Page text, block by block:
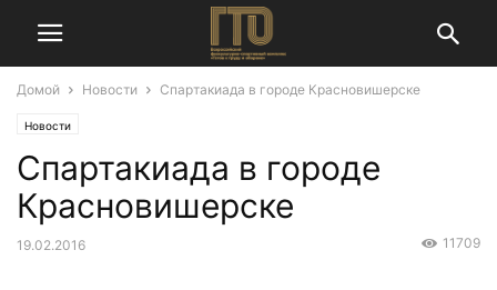
Домой Новости Спартакиада в городе Красновишерске
Новости
Спартакиада в городе
Красновишерске
19.02.2016 11709